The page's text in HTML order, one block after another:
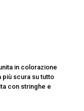
in colorazione
più scura su tutto
con stringhe e